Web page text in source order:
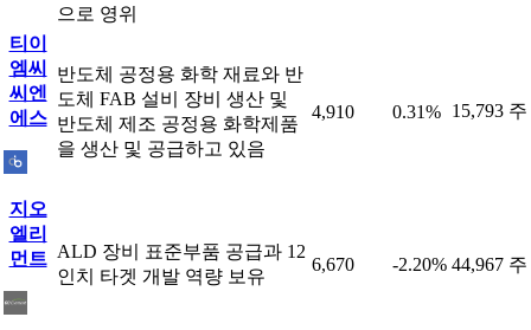
으로 영위
티이
엠씨
씨엔
에스
반도체 공정용 화학 재료와 반
도체 FAB 설비 장비 생산 및
반도체 제조 공정용 화학제품
을 생산 및 공급하고 있음
4,910 0.31% 15,793 주
지오
엘리
먼트 ALD 장비 표준부품 공급과 12
인치 타겟 개발 역량 보유
6,670 -2.20% 44,967 주